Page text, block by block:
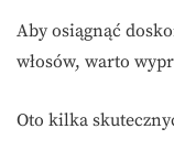
Aby osiągnąć
włosów, warto
Oto kilka